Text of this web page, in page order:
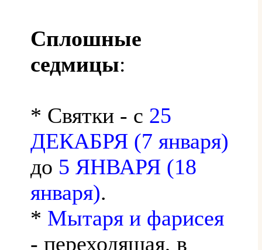
Сплошные
седмицы:
* Святки - с 25
ДЕКАБРЯ (7 января)
до 5 ЯНВАРЯ (18
января).
* Мытаря и фарисея
- переходящая, в